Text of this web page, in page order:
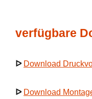
verfügbare
ᐅ Download
ᐅ Download